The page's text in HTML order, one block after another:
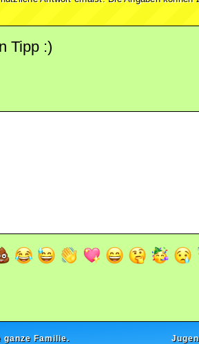
Tipp :)
ganze Familie.